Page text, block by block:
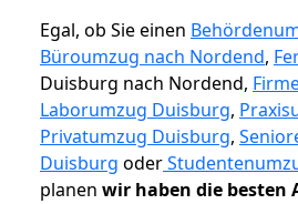
Egal, ob Sie einen
Büroumzug nach Nordend,
Duisburg nach Nordend,
Laborumzug Duisburg,
Privatumzug Duisburg,
Duisburg oder
planen wir haben die besten